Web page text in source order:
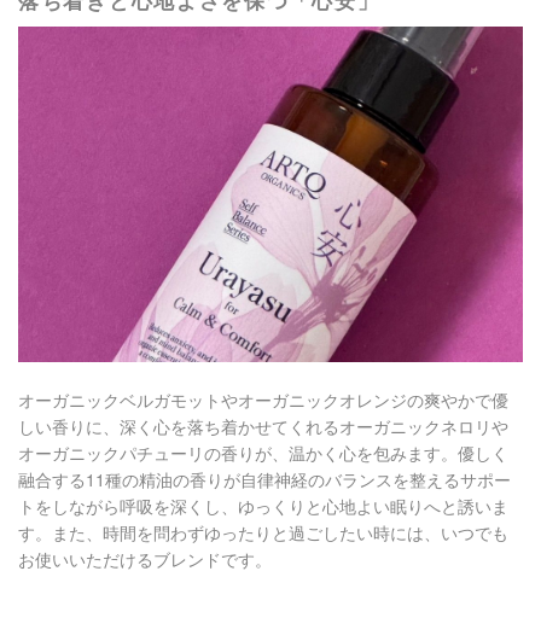
オーガニックベルガモットやオーガニックオレンジの爽やかで優
しい香りに、深く心を落ち着かせてくれるオーガニックネロリや
オーガニックパチューリの香りが、温かく心を包みます。優しく
融合する11種の精油の香りが自律神経のバランスを整えるサポー
トをしながら呼吸を深くし、ゆっくりと心地よい眠りへと誘いま
す。また、時間を問わずゆったりと過ごしたい時には、いつでも
お使いいただけるブレンドです。​